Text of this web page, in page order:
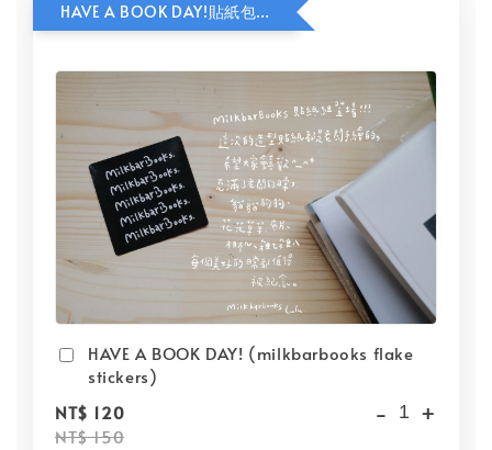
HAVE A BOOK DAY!貼紙包加價購
HAVE A BOOK DAY! (milkbarbooks flake
stickers)
NT$ 120
NT$ 150
- +